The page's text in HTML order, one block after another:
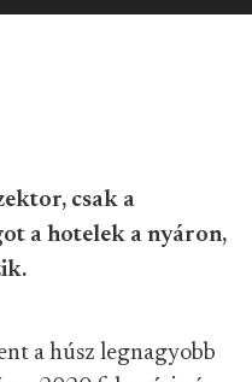
csak a
a hotelek a nyáron,
a húsz legnagyobb